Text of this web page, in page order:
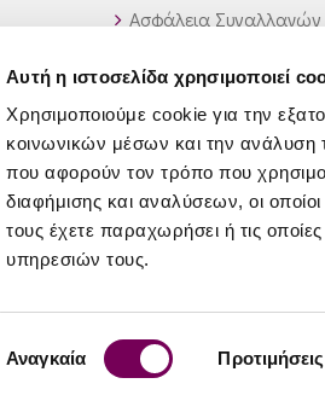
Αυτή η ιστοσελίδα χρησιμοποιεί
Χρησιμοποιούμε cookie για την
κοινωνικών μέσων και την ανάλυση
που αφορούν τον τρόπο που
διαφήμισης και αναλύσεων, οι
τους έχετε παραχωρήσει ή τις
υπηρεσιών τους.
συγκατάθεσης
Αναγκαία Προτιμήσεις
Ασφάλεια Συναλλαγών
Πως θα βρώ αυτό που